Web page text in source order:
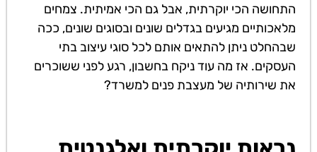
התחושה הכי יוקרתית, אבל גם הכי אמיתית. צמחים
מלאכותיים מגיעים בגדלים שונים ובסוגים שונים, ככה
שבהחלט ניתן להתאים אותם לכל סוגי עיצוב בתי
העסקים. אז מה עוד ניקח בחשבון, רגע לפני ששוכרים
את שירותיה של מעצבת פנים למשרד?